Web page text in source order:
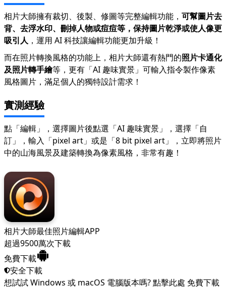
相片大師擁有裁切、後製、修圖等完整編輯功能， 可幫圖片去
背、去浮水印、刪掉人物或痘痘等，保持圖片乾淨或使人像更
吸引人 ，運用 AI 科技讓編輯功能更加升級！
而在照片轉換風格的功能上，相片大師還有熱門的照片卡通化
及照片轉手繪等，更有「AI 趣味實景」可輸入指令製作像素
風格圖片，滿足個人的獨特設計需求！
實測經驗
點「編輯」，選擇圖片後點選「AI 趣味實景」，選擇「自
訂」，輸入「pixel art」或是「8 bit pixel art」，立即將照片
中的山海風景及建築轉換為像素風格，非常有趣！
相片大師最佳照片編輯APP
超過9500萬次下載
免費下載
安全下載
想試試 Windows 或 macOS 電腦版本嗎?點擊此處 免費下載